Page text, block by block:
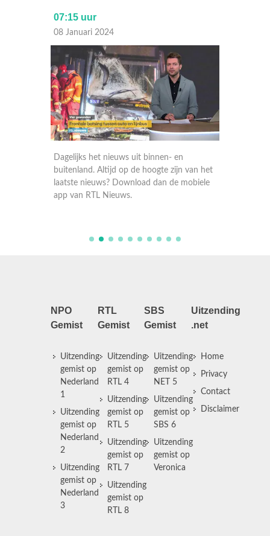
07:15 uur
08 Januari 2024
Dagelijks het nieuws uit binnen- en
buitenland. Altijd op de hoogte zijn van het
laatste nieuws? Download dan de mobiele
app van RTL Nieuws.
NPO
Gemist
Uitzending
gemist op
Nederland
1
Uitzending
gemist op
Nederland
2
Uitzending
gemist op
Nederland
3
RTL
Gemist
Uitzending
gemist op
RTL 4
Uitzending
gemist op
RTL 5
Uitzending
gemist op
RTL 7
Uitzending
gemist op
RTL 8
SBS
Gemist
Uitzending
gemist op
NET 5
Uitzending
gemist op
SBS 6
Uitzending
gemist op
Veronica
Uitzending
.net
Home
Privacy
Contact
Disclaimer